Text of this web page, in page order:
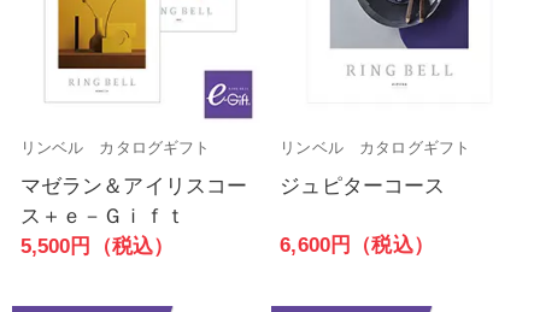
リンベル カタログギフト
マゼラン＆アイリスコー
ス＋ｅ－Ｇｉｆｔ
5,500円（税込）
リンベル カタログギフト
ジュピターコース
6,600円（税込）